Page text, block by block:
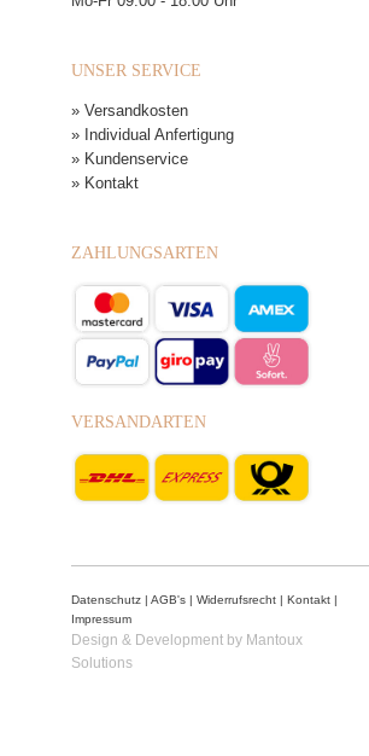
UNSER SERVICE
» Versandkosten
» Individual Anfertigung
» Kundenservice
» Kontakt
ZAHLUNGSARTEN
VERSANDARTEN
Datenschutz AGB's Widerrufsrecht Kontakt
Impressum
Design & Development by Mantoux
Solutions